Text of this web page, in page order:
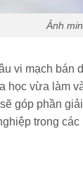
Ảnh
vi mạch
học vừa làm
góp phần
trong